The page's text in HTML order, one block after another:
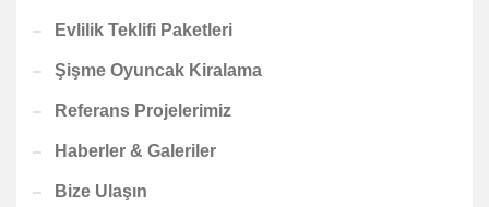
Evlilik Teklifi Paketleri
Şişme Oyuncak Kiralama
Referans Projelerimiz
Haberler & Galeriler
Bize Ulaşın